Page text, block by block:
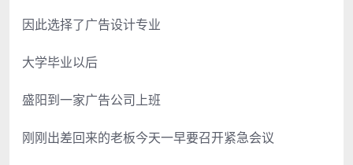
因此选择了广告设计专业
大学毕业以后
盛阳到一家广告公司上班
刚刚出差回来的老板今天一早要召开紧急会议